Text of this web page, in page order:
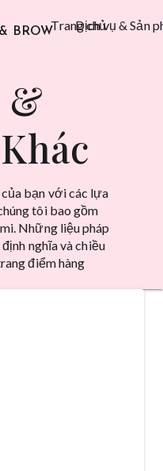
BROWTrang chủ
Dịch vụ & Sản
&
bạn với các lựa
tôi bao gồm
Những liệu pháp
nghĩa và chiều
điểm hàng